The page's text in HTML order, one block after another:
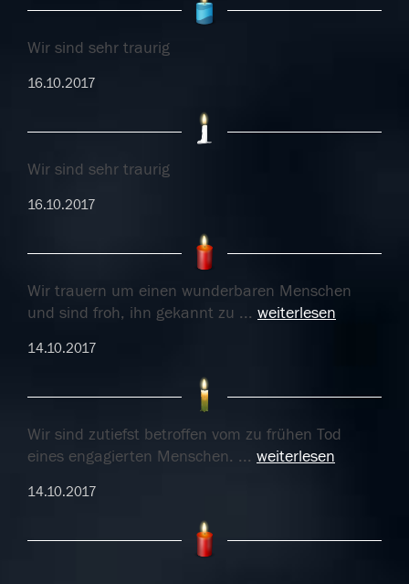
Wir sind sehr traurig
16.10.2017
Wir sind sehr traurig
16.10.2017
Wir trauern um einen wunderbaren Menschen
und sind froh, ihn gekannt zu ... weiterlesen
14.10.2017
Wir sind zutiefst betroffen vom zu frühen Tod
eines engagierten Menschen. ... weiterlesen
14.10.2017